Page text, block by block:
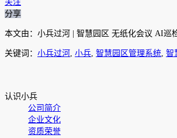
关注
分享
本文由：小兵过河 | 智慧园区 无纸化会议 AI
关键词： 小兵过河 小兵 智慧园区管理系统 智
认识小兵
公司简介
企业文化
资质荣誉